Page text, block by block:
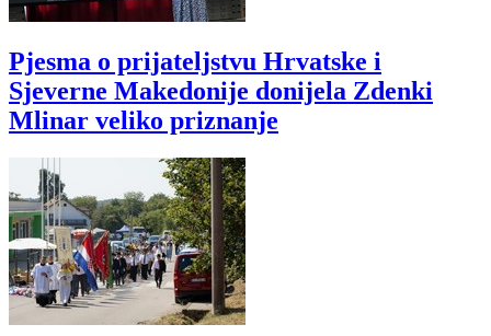
Pjesma o prijateljstvu Hrvatske i
Sjeverne Makedonije donijela Zdenki
Mlinar veliko priznanje